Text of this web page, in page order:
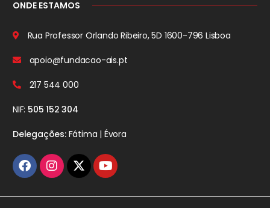
ONDE ESTAMOS
Rua Professor Orlando Ribeiro, 5D 1600-796 Lisboa
apoio@fundacao-ais.pt
217 544 000
NIF: 505 152 304
Delegações:Fátima | Évora